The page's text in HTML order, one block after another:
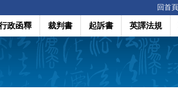
回首頁
政函釋 裁判書 起訴書 英譯法規